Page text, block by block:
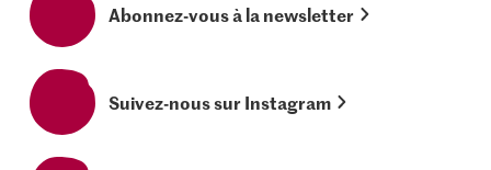
Abonnez-vous à la newsletter
Suivez-nous sur Instagram